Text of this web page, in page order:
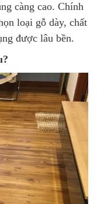
càng cao. Chính
loại gỗ dày, chất
được lâu bền.